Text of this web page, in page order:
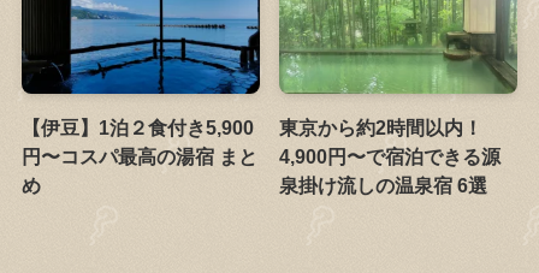
【伊豆】1泊２食付き5,900
円〜コスパ最高の湯宿 まと
め
東京から約2時間以内！
4,900円〜で宿泊できる源
泉掛け流しの温泉宿 6選